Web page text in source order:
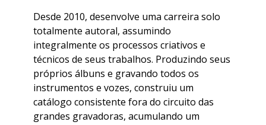
​Desde 2010, desenvolve uma carreira solo
totalmente autoral, assumindo
integralmente os processos criativos e
técnicos de seus trabalhos. Produzindo seus
próprios álbuns e gravando todos os
instrumentos e vozes, construiu um
catálogo consistente fora do circuito das
grandes gravadoras, acumulando um